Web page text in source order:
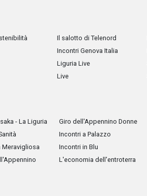
Il salotto di Telenord
Incontri Genova Italia
Liguria Live
Live
- La Liguria
Meravigliosa
Giro dell'Appennino Donne
Incontri a Palazzo
Incontri in Blu
L'economia dell'entroterra